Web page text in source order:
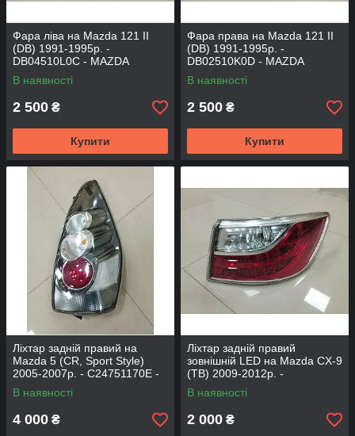
Фара ліва на Mazda 121 II
(DB) 1991-1995р. -
DB04510L0C - MAZDA
В наявності
2 500 ₴
Купити
Фара права на Mazda 121 II
(DB) 1991-1995р. -
DB02510K0D - MAZDA
В наявності
2 500 ₴
Купити
Ліхтар задній правий на
Mazda 5 (CR, Sport Style)
2005-2007р. - C24751170E -
MAZDA
В наявності
4 000 ₴
Ліхтар задній правий
зовнішній LED на Mazda CX-9
(TB) 2009-2012р. -
TE7751150D
В наявності
2 000 ₴